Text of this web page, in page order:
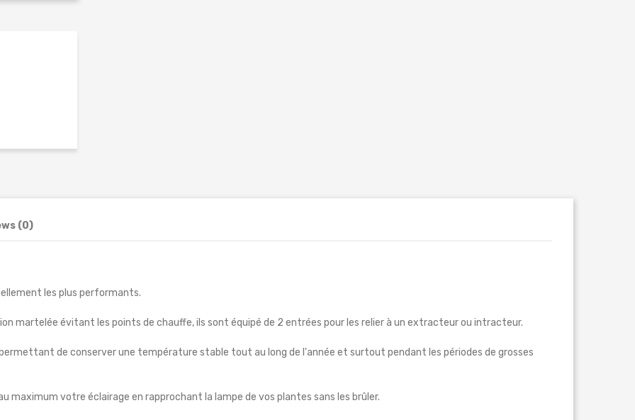
(0)
les plus performants.
martelée évitant les points de chauffe, ils sont équipé de 2 entrées pour les relier à un extracteur ou intracteur.
de conserver une température stable tout au long de l'année et surtout pendant les périodes de grosses
maximum votre éclairage en rapprochant la lampe de vos plantes sans les brûler.